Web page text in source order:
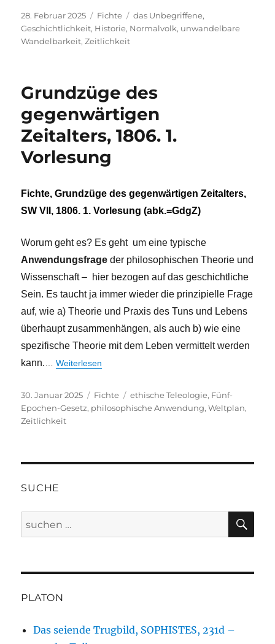
Veröffentlicht
am
28. Februar 2025 Kategorien
Fichte Schlagwörter
das Unbegriffene,
Geschichtlichkeit, Historie, Normalvolk, unwandelbare
Wandelbarkeit,Zeitlichkeit
Grundzüge des
gegenwärtigen
Zeitalters, 1806. 1.
Vorlesung
Fichte, Grundzüge des gegenwärtigen Zeitalters,
SW VII, 1806. 1. Vorlesung (abk.=GdgZ)
Worum geht es? Es geht um eine typische
Anwendungsfrage der philosophischen Theorie und
Wissenschaft – hier bezogen auf das geschichtliche
Sein. Estaucht ja immer wiederdie prinzipielle Frage
auf, wie a)Theorie und Praxis des Tuns und Lebens
überhaupt zusammenhängen, als auch b) wie eine
spezifische Theorie mit dem Leben vermittelt werden
kann. …Weiterlesen
Veröffentlicht
am
30. Januar 2025 Kategorien
Fichte Schlagwörter
ethische Teleologie, Fünf-
Epochen-Gesetz, philosophische Anwendung,Weltplan,
Zeitlichkeit
SUCHE
Suche
nach:
PLATON
Das seiende Trugbild, SOPHISTES, 231d –